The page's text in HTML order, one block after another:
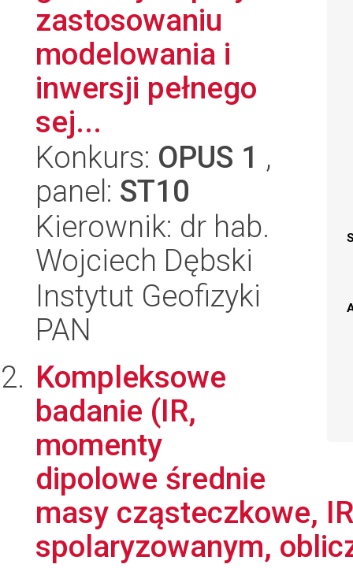
zastosowaniu
modelowania i
inwersji pełnego
sej...
Konkurs: OPUS 1 ,
panel: ST10
Kierownik: dr hab.
Wojciech Dębski
Instytut Geofizyki
PAN
Kompleksowe
badanie (IR,
momenty
dipolowe średnie
masy cząsteczkowe,
spolaryzowanym,